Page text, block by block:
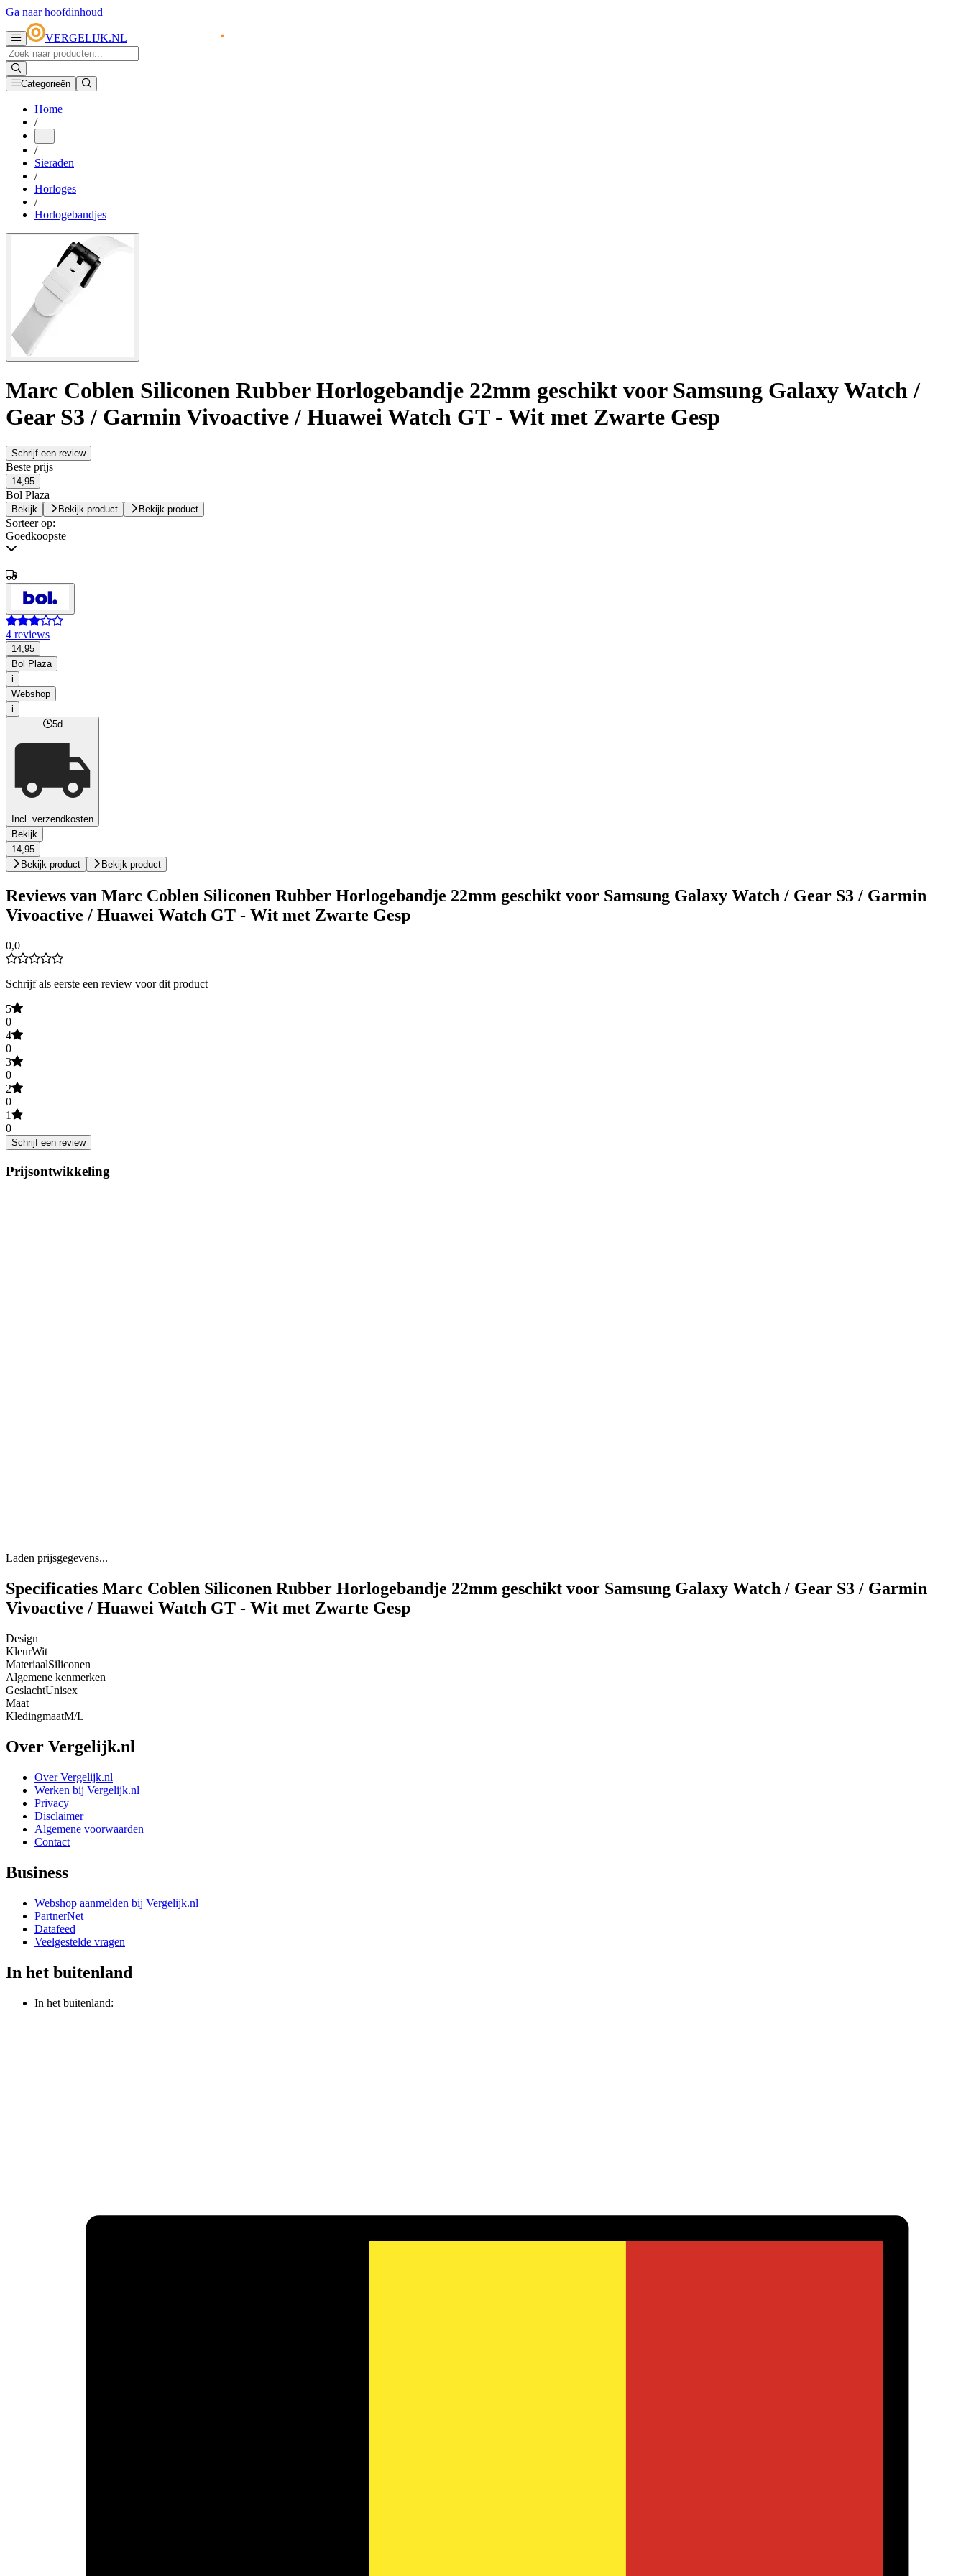
Ga naar hoofdinhoud
VERGELIJK.NL
Categorieën
Home
/
...
/
Sieraden
/
Horloges
/
Horlogebandjes
Marc Coblen Siliconen Rubber Horlogebandje 22mm geschikt voor Samsung Galaxy Watch /
Gear S3 / Garmin Vivoactive / Huawei Watch GT - Wit met Zwarte Gesp
Schrijf een review
Beste prijs
14,95
Bol Plaza
Bekijk Bekijk product Bekijk product
Sorteer op:
Goedkoopste
4 reviews
14,95
Bol Plaza
i
Webshop
i
5d
Incl. verzendkosten
Bekijk
14,95
Bekijk product
Bekijk product
Reviews van Marc Coblen Siliconen Rubber Horlogebandje 22mm geschikt voor Samsung Galaxy Watch / Gear S3 / Garmin
Vivoactive / Huawei Watch GT - Wit met Zwarte Gesp
0,0
Schrijf als eerste een review voor dit product
5
0
4
0
3
0
2
0
1
0
Schrijf een review
Prijsontwikkeling
Laden prijsgegevens...
Specificaties Marc Coblen Siliconen Rubber Horlogebandje 22mm geschikt voor Samsung Galaxy Watch / Gear S3 / Garmin
Vivoactive / Huawei Watch GT - Wit met Zwarte Gesp
Design
KleurWit
MateriaalSiliconen
Algemene kenmerken
GeslachtUnisex
Maat
KledingmaatM/L
Over Vergelijk.nl
Over Vergelijk.nl
Werken bij Vergelijk.nl
Privacy
Disclaimer
Algemene voorwaarden
Contact
Business
Webshop aanmelden bij Vergelijk.nl
PartnerNet
Datafeed
Veelgestelde vragen
In het buitenland
In het buitenland: